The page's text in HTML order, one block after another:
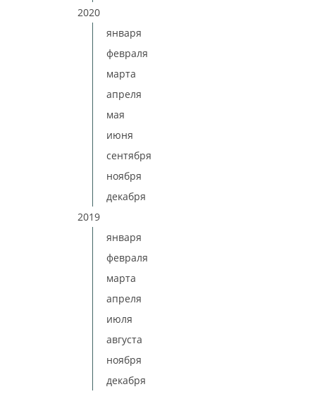
2020
января
февраля
марта
апреля
мая
июня
сентября
ноября
декабря
2019
января
февраля
марта
апреля
июля
августа
ноября
декабря